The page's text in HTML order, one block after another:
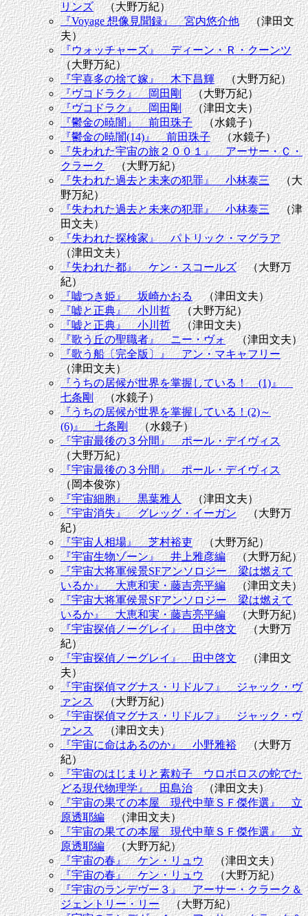
リンズ（大野万紀）
『Voyage 想像見聞録』 宮内悠介他（津田文
夫）
『ウォッチャーズ』 ディーン・Ｒ・クーンツ
（大野万紀）
『宇喜多の捨て嫁』 木下昌輝（大野万紀）
『ヴコドラク』 岡田剛（大野万紀）
『ヴコドラク』 岡田剛（津田文夫）
『鬱金の暁闇』 前田珠子（水鏡子）
『鬱金の暁闇(14)』 前田珠子（水鏡子）
『失われた宇宙の旅２００１』 アーサー・Ｃ・
クラーク（大野万紀）
『失われた過去と未来の犯罪』 小林泰三（大
野万紀）
『失われた過去と未来の犯罪』 小林泰三（津
田文夫）
『失われた探検家』 パトリック・マグラア
（津田文夫）
『失われた都』 ケン・スコールズ（大野万
紀）
『嘘つき姫』 坂崎かおる（津田文夫）
『嘘と正典』 小川哲（大野万紀）
『嘘と正典』 小川哲（津田文夫）
『歌う丘の聖職者』 ニー・ヴォ（津田文夫）
『歌う船〔完全版〕』 アン・マキャフリー
（津田文夫）
『うちの居候が世界を掌握している！ (1)』
七条剛（水鏡子）
『うちの居候が世界を掌握している！(2)～
(6)』 七条剛（水鏡子）
『宇宙最後の３分間』 ポール・デイヴィス
（大野万紀）
『宇宙最後の３分間』 ポール・デイヴィス
（岡本俊弥）
『宇宙細胞』 黒葉雅人（津田文夫）
『宇宙消失』 グレッグ・イーガン（大野万
紀）
『宇宙人相場』 芝村裕吏（大野万紀）
『宇宙生物ゾーン』 井上雅彦編（大野万紀）
『宇宙大将軍候景SFアンソロジー 梁は燃えて
いるか』 大恵和実・藤吉亮平編（津田文夫）
『宇宙大将軍侯景SFアンソロジー 梁は燃えて
いるか』 大恵和実・藤吉亮平編（大野万紀）
『宇宙探偵ノーグレイ』 田中啓文（大野万
紀）
『宇宙探偵ノーグレイ』 田中啓文（津田文
夫）
『宇宙探偵マグナス・リドルフ』 ジャック・ヴ
ァンス（大野万紀）
『宇宙探偵マグナス・リドルフ』 ジャック・ヴ
ァンス（津田文夫）
『宇宙に命はあるのか』 小野雅裕（大野万
紀）
『宇宙のはじまりと素粒子 ウロボロスの蛇でた
どる現代物理学』 田島治（津田文夫）
『宇宙の果ての本屋 現代中華ＳＦ傑作選』 立
原透耶編（津田文夫）
『宇宙の果ての本屋 現代中華ＳＦ傑作選』 立
原透耶編（大野万紀）
『宇宙の春』 ケン・リュウ（津田文夫）
『宇宙の春』 ケン・リュウ（大野万紀）
『宇宙のランデヴー３』 アーサー・クラーク＆
ジェントリー・リー（大野万紀）